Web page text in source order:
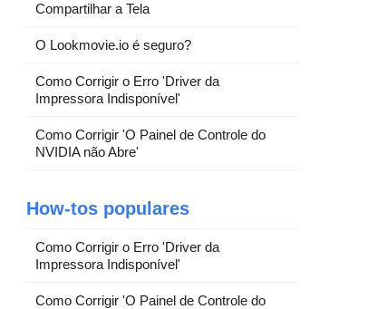
Compartilhar a Tela
O Lookmovie.io é seguro?
Como Corrigir o Erro 'Driver da
Impressora Indisponível'
Como Corrigir 'O Painel de Controle do
NVIDIA não Abre'
How-tos populares
Como Corrigir o Erro 'Driver da
Impressora Indisponível'
Como Corrigir 'O Painel de Controle do